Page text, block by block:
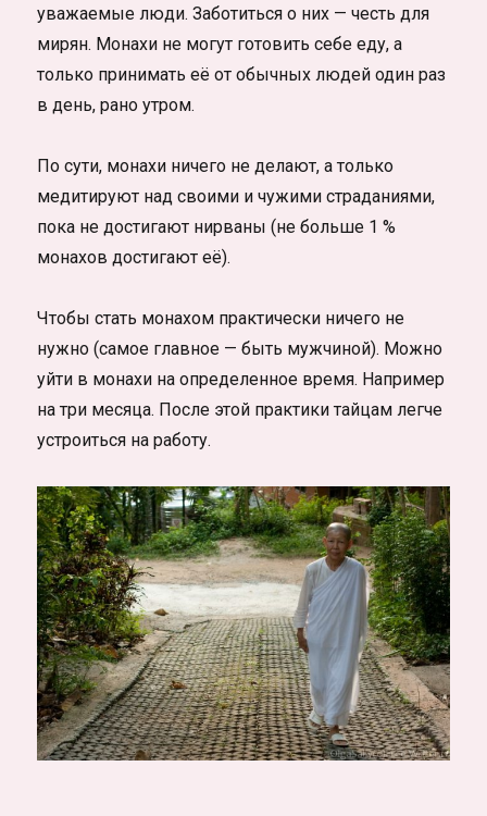
уважаемые люди. Заботиться о них — честь для
мирян. Монахи не могут готовить себе еду, а
только принимать её от обычных людей один раз
в день, рано утром.
По сути, монахи ничего не делают, а только
медитируют над своими и чужими страданиями,
пока не достигают нирваны (не больше 1 %
монахов достигают её).
Чтобы стать монахом практически ничего не
нужно (самое главное — быть мужчиной). Можно
уйти в монахи на определенное время. Например
на три месяца. После этой практики тайцам легче
устроиться на работу.